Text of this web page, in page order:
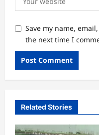
Save my name,
the next time I
Related Stories